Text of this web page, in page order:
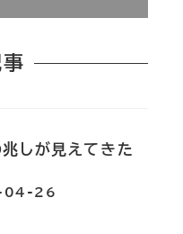
兆しが見えてきた
04-26